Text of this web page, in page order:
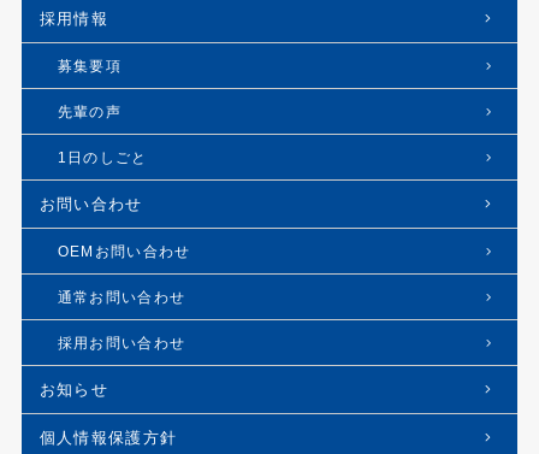
採用情報
募集要項
先輩の声
1日のしごと
お問い合わせ
OEMお問い合わせ
通常お問い合わせ
採用お問い合わせ
お知らせ
個人情報保護方針